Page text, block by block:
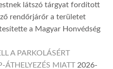
látszó tárgyat fordított
rendőrjárőr a területet
a Magyar Honvédség
A PARKOLÁSÉRT
MIATT 2026-